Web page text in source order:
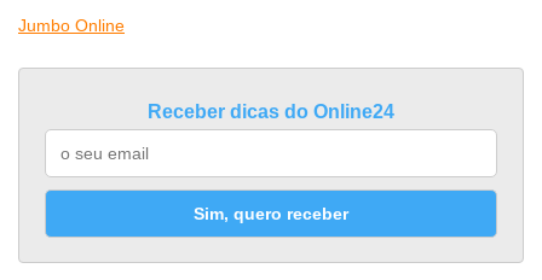
Jumbo Online
Receber dicas do Online24
Sim, quero receber